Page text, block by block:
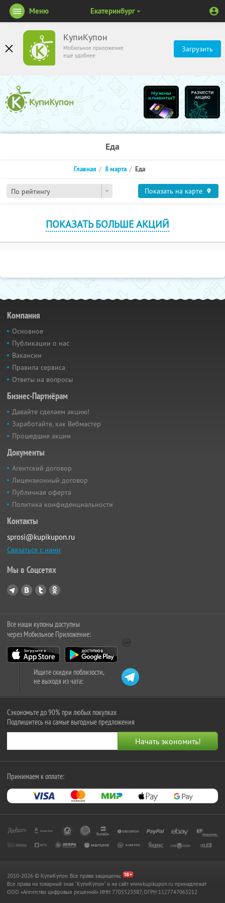
КупиКупон
Мобильное приложение
ещё удобнее
Загрузить
Меню Екатеринбург
Еда
По рейтингу
Главная 8 марта Еда
Показать на карте
ПОКАЗАТЬ БОЛЬШЕ АКЦИЙ
Компания
Основное
Публикации о нас
Вакансии
Правила сервиса
Ответы на вопросы
Бизнес-Партнёрам
Давайте сделаем акцию!
Заработайте, как Вебмастер
Прошедшие акции
Документы
Агентский договор
Лицензионный договор
Публичная оферта
Политика конфиденциальности
Контакты
sprosi@kupikupon.ru
Связаться с нами
Мы в Соцсетях
Все наши купоны доступны
через Мобильное Приложение:
Ищите скидки поблизости,
не выходя из чата:
Сэкономьте до 90% при любых покупках
Подпишитесь на самые выгодные предложения
Принимаем к оплате:
2010-2026 © КупиКупон. Все права защищены.
Все права на товарный знак "КупиКупон" и на сайт www.kupikupon.ru принадлежат
OOO «Агентство цифровых решений» ИНН 7705523387, ОГРН 1127747063212